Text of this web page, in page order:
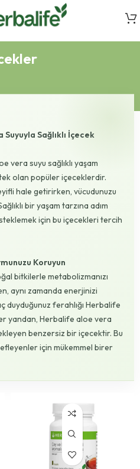
Sağlıklı İçecek
vera suyu sağlıklı yaşam
olan popüler içeceklerdir.
hale getirirken, vücudunuzu
bir yaşam tarzına adım
için bu içecekleri tercih
Koruyun
bitkilerle metabolizmanızı
aynı zamanda enerjinizi
duyduğunuz ferahlığı Herbalife
yandan, Herbalife aloe vera
benzersiz bir içecektir. Bu
için mükemmel birer